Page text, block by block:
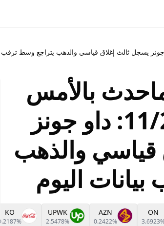
بالأمس
وماينتظرنا اليوم 11/2: داو جونز
قياسي والذهب
اليوم
ON
AZN
0.2422%
UPWK
2.5478%
KO
0.2187%